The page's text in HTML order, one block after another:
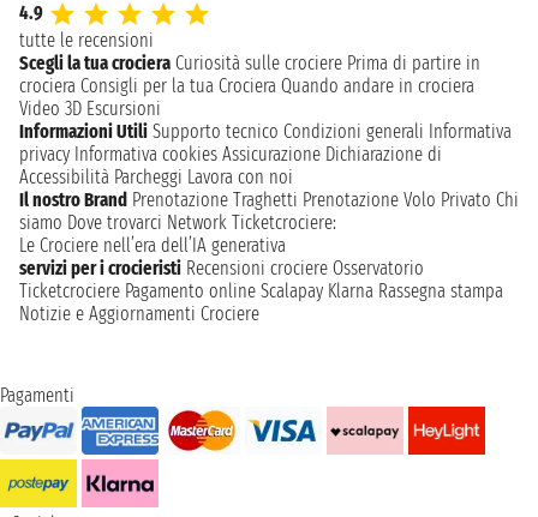
4.9
tutte le recensioni
Scegli la tua crociera Curiosità sulle crociere Prima di partire in
crociera Consigli per la tua Crociera Quando andare in crociera
Video 3D Escursioni
Informazioni Utili Supporto tecnico Condizioni generali Informativa
privacy Informativa cookies Assicurazione Dichiarazione di
Accessibilità Parcheggi Lavora con noi
Il nostro Brand Prenotazione Traghetti Prenotazione Volo Privato Chi
siamo Dove trovarci Network Ticketcrociere:
Le Crociere nell’era dell’IA generativa
servizi per i crocieristi Recensioni crociere Osservatorio
Ticketcrociere Pagamento online Scalapay Klarna Rassegna stampa
Notizie e Aggiornamenti Crociere
Pagamenti